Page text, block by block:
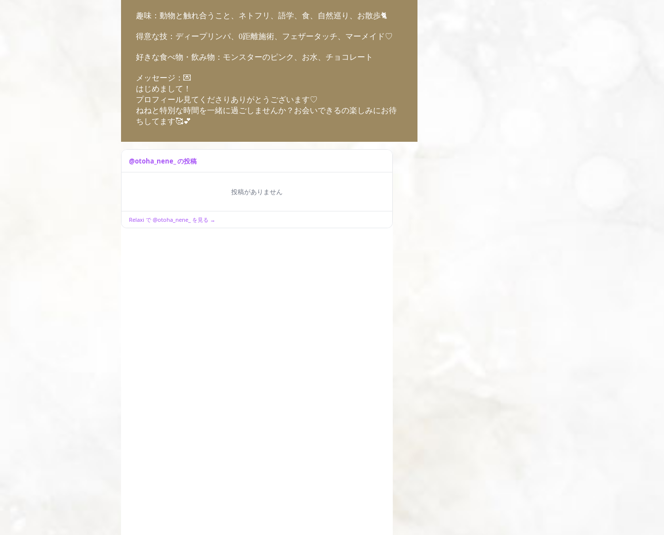
趣味：動物と触れ合うこと、ネトフリ、語学、食、自然巡り、お散歩🐈
得意な技：ディープリンパ、0距離施術、フェザータッチ、マーメイド♡
好きな食べ物・飲み物：モンスターのピンク、お水、チョコレート
メッセージ：💌
はじめまして！
プロフィール見てくださりありがとうございます♡
ねねと特別な時間を一緒に過ごしませんか？お会いできるの楽しみにお待
ちしてます🥰💕